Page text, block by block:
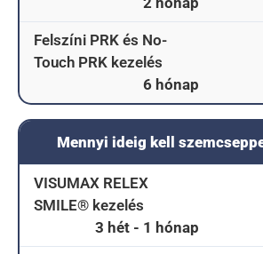
Felszíni PRK és No-
Touch PRK kezelés
6 hónap
Mennyi ideig kell
VISUMAX RELEX
SMILE® kezelés
3 hét - 1 hónap